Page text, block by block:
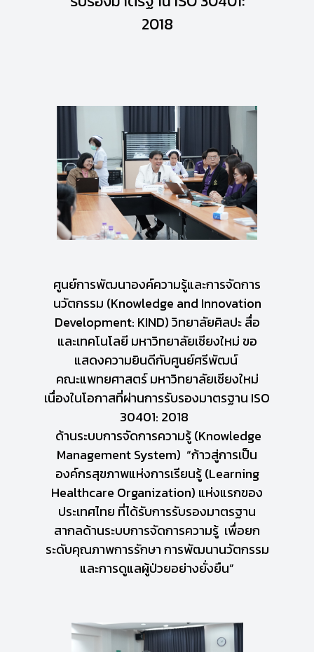
2018
ศูนย์การพัฒนาองค์ความรู้และการจัดการ
นวัตกรรม (Knowledge and Innovation
Development: KIND) วิทยาลัยศิลปะ สื่อ
และเทคโนโลยี มหาวิทยาลัยเชียงใหม่ ขอ
แสดงความยินดีกับศูนย์ศรีพัฒน์
คณะแพทยศาสตร์ มหาวิทยาลัยเชียงใหม่
เนื่องในโอกาสที่ผ่านการรับรองมาตรฐาน ISO
30401: 2018
ด้านระบบการจัดการความรู้ (Knowledge
Management System) “ก้าวสู่การเป็น
องค์กรสุขภาพแห่งการเรียนรู้ (Learning
Healthcare Organization) แห่งแรกของ
ประเทศไทย ที่ได้รับการรับรองมาตรฐาน
สากลด้านระบบการจัดการความรู้ เพื่อยก
ระดับคุณภาพการรักษา การพัฒนานวัตกรรม
และการดูแลผู้ป่วยอย่างยั่งยืน”